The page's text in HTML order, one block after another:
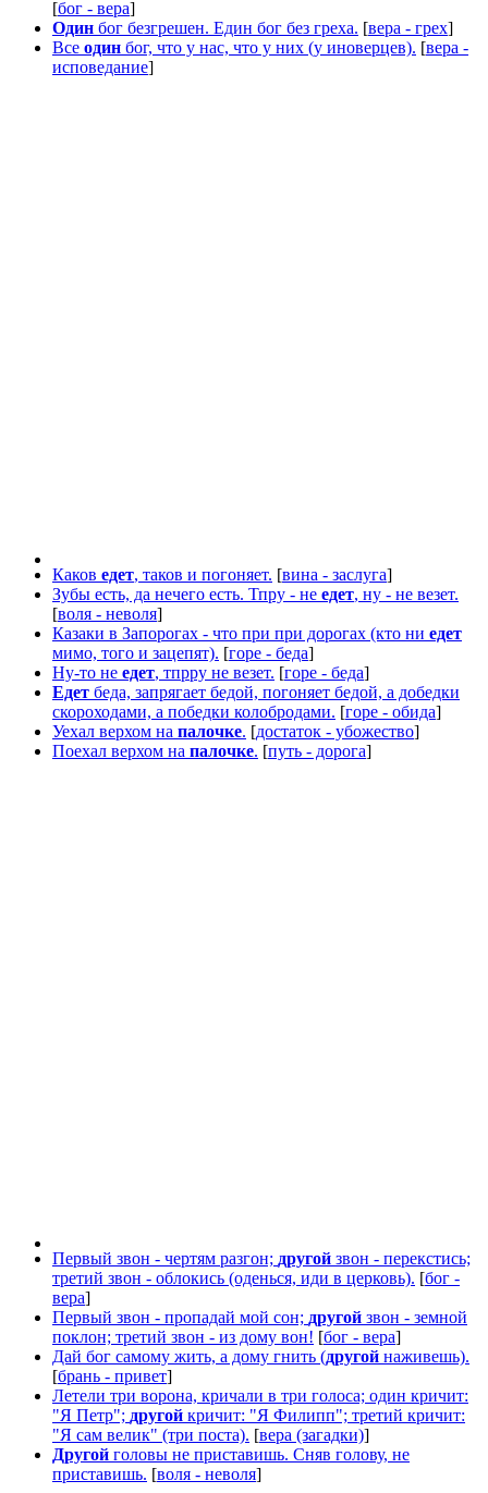
[бог - вера]
Один бог безгрешен. Един бог без греха. [вера - грех]
Все один бог, что у нас, что у них (у иноверцев). [вера -
исповедание]
Каков едет, таков и погоняет. [вина - заслуга]
Зубы есть, да нечего есть. Тпру - не едет, ну - не везет.
[воля - неволя]
Казаки в Запорогах - что при при дорогах (кто ни едет
мимо, того и зацепят). [горе - беда]
Ну-то не едет, тпрру не везет. [горе - беда]
Едет беда, запрягает бедой, погоняет бедой, а добедки
скороходами, а победки колобродами. [горе - обида]
Уехал верхом на палочке. [достаток - убожество]
Поехал верхом на палочке. [путь - дорога]
Первый звон - чертям разгон; другой звон - перекстись;
третий звон - облокись (оденься, иди в церковь). [бог -
вера]
Первый звон - пропадай мой сон; другой звон - земной
поклон; третий звон - из дому вон! [бог - вера]
Дай бог самому жить, а дому гнить (другой наживешь).
[брань - привет]
Летели три ворона, кричали в три голоса; один кричит:
"Я Петр"; другой кричит: "Я Филипп"; третий кричит:
"Я сам велик" (три поста). [вера (загадки)]
Другой головы не приставишь. Сняв голову, не
приставишь. [воля - неволя]